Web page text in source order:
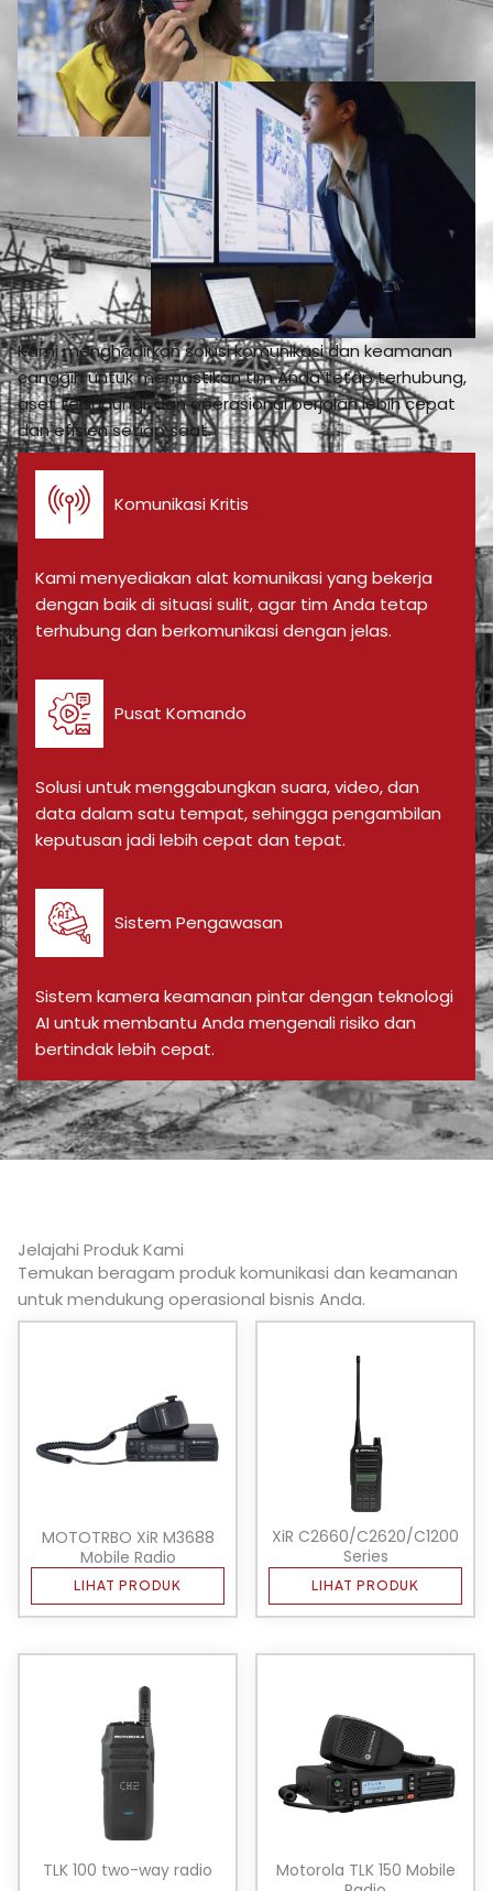
Kami menghadirkan solusi komunikasi dan keamanan
canggih untuk memastikan tim Anda tetap terhubung,
aset terlindungi, dan operasional berjalan lebih cepat
dan efisien setiap saat.
Komunikasi Kritis
Kami menyediakan alat komunikasi yang bekerja
dengan baik di situasi sulit, agar tim Anda tetap
terhubung dan berkomunikasi dengan jelas.
Pusat Komando
Solusi untuk menggabungkan suara, video, dan
data dalam satu tempat, sehingga pengambilan
keputusan jadi lebih cepat dan tepat.
Sistem Pengawasan
Sistem kamera keamanan pintar dengan teknologi
AI untuk membantu Anda mengenali risiko dan
bertindak lebih cepat.
Jelajahi Produk Kami
Temukan beragam produk komunikasi dan keamanan
untuk mendukung operasional bisnis Anda.
MOTOTRBO XiR M3688
Mobile Radio
LIHAT PRODUK
XiR C2660/C2620/C1200
Series
LIHAT PRODUK
TLK 100 two-way radio
Motorola TLK 150 Mobile